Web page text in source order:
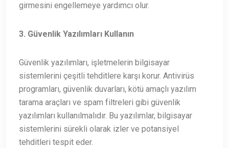
girmesini engellemeye yardımcı olur.
3. Güvenlik Yazılımları Kullanın
Güvenlik yazılımları, işletmelerin bilgisayar
sistemlerini çeşitli tehditlere karşı korur. Antivirüs
programları, güvenlik duvarları, kötü amaçlı yazılım
tarama araçları ve spam filtreleri gibi güvenlik
yazılımları kullanılmalıdır. Bu yazılımlar, bilgisayar
sistemlerini sürekli olarak izler ve potansiyel
tehditleri tespit eder.